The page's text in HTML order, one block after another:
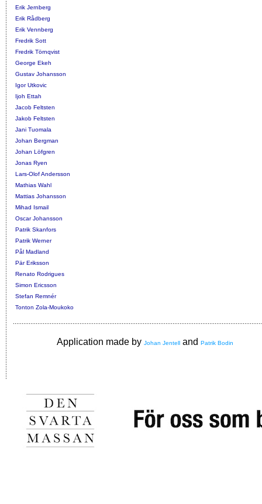
Erik Jernberg
Erik Rådberg
Erik Vennberg
Fredrik Sott
Fredrik Törnqvist
George Ekeh
Gustav Johansson
Igor Utkovic
Ijoh Ettah
Jacob Feltsten
Jakob Feltsten
Jani Tuomala
Johan Bergman
Johan Löfgren
Jonas Ryen
Lars-Olof Andersson
Mathias Wahl
Mattias Johansson
Mihad Ismail
Oscar Johansson
Patrik Skanfors
Patrik Werner
Pål Madland
Pär Eriksson
Renato Rodrigues
Simon Ericsson
Stefan Remnér
Tonton Zola-Moukoko
Application made by Johan Jentell and Patrik Bodin